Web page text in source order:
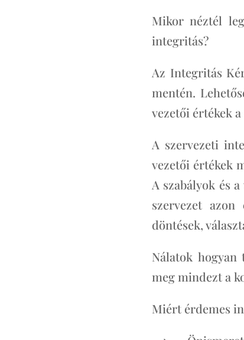
Mikor néztél
integritás?
Az Integritás
mentén.
vezetői értékek
A szervezeti
vezetői értékek
A szabályok és
szervezet
döntések,
Nálatok
meg mindezt a
Miért érdemes